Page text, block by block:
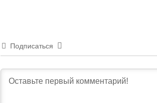
Подписаться